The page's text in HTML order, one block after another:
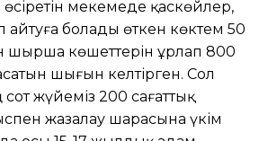
мекемеде қаскөйлер,
айтуға болады өткен көктем 50
шырша көшеттерін ұрлап 800
шығын келтірген. Сол
сот жүйеміз 200 сағаттық
жазалау шарасына үкім